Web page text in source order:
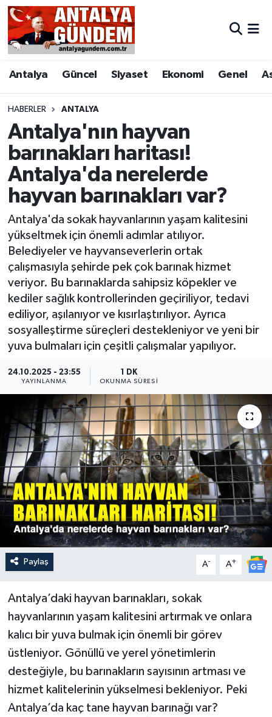
Antalya Güncel Siyaset Ekonomi Genel
HABERLER ANTALYA
Antalya'nın hayvan
barınakları haritası!
Antalya'da nerelerde
hayvan barınakları var?
Antalya'da sokak hayvanlarının yaşam kalitesini
yükseltmek için önemli adımlar atılıyor.
Belediyeler ve hayvanseverlerin ortak
çalışmasıyla şehirde pek çok barınak hizmet
veriyor. Bu barınaklarda sahipsiz köpekler ve
kediler sağlık kontrollerinden geçiriliyor, tedavi
ediliyor, aşılanıyor ve kısırlaştırılıyor. Ayrıca
sosyalleştirme süreçleri destekleniyor ve yeni bir
yuva bulmaları için çeşitli çalışmalar yapılıyor.
24.10.2025 - 23:55
YAYINLANMA
1 DK
OKUNMA SÜRESI
Paylaş A- A+
Antalya’daki hayvan barınakları, sokak
hayvanlarının yaşam kalitesini artırmak ve onlara
kalıcı bir yuva bulmak için önemli bir görev
üstleniyor. Gönüllü ve yerel yönetimlerin
desteğiyle, bu barınakların sayısının artması ve
hizmet kalitelerinin yükselmesi bekleniyor. Peki
Antalya’da kaç tane hayvan barınağı var?
Antalya
Asayiş
Bilim & Teknoloji
Bölge
EĞİTİM
Ekonomi
Genel
Görüntülü Haber
Güncel
Kültür & Sanat
Sağlık & Yaşam
Siyaset
Spor
Antalya Nöbetçi Eczaneler
Antalya Hava Durumu
Antalya Namaz Vakitleri
Antalya Trafik Yoğunluk Haritası
Süper Lig Puan Durumu ve Fikstür
Tüm Manşetler
Son Dakika Haberleri
Haber Arşivi